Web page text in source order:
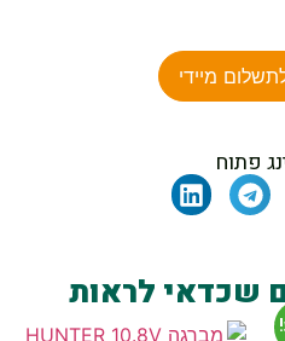
מיידי
שכדאי לראות